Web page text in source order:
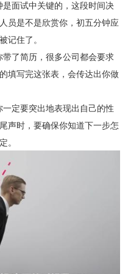
面试中关键的，这段时间决
员是不是欣赏你，初五分钟应
记住了。
了简历，很多公司都会要求
填写完这张表，会传达出你做
定要突出地表现出自己的性
声时，要确保你知道下一步怎
。